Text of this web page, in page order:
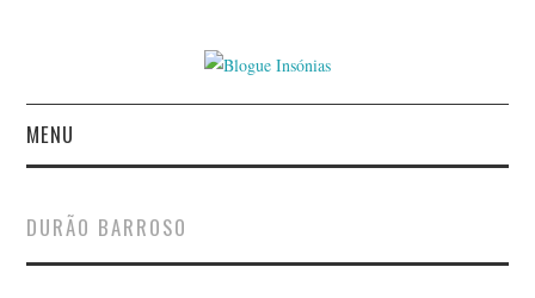
MENU
AUTORES
DURÃO BARROSO